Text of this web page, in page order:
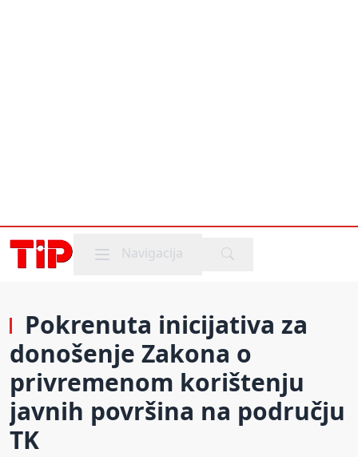
Mobile menu
Navigacija
Pokrenuta inicijativa za
donošenje Zakona o
privremenom korištenju
javnih površina na području
TK